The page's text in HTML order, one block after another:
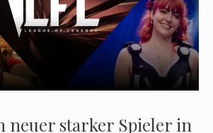
neuer starker Spieler in